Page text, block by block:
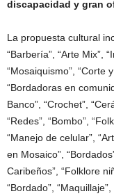
discapacidad y gran
La propuesta cultural
“Barbería”, “Arte Mix”,
“Mosaiquismo”, “Corte
“Bordadoras en
Banco”, “Crochet”,
“Redes”, “Bombo”,
“Manejo de celular”,
en Mosaico”,
Caribeños”, “Folklore
“Bordado”,